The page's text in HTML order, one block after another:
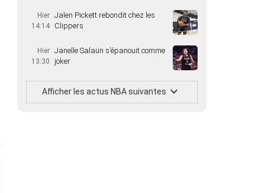
Hier
14:14
Jalen Pickett rebondit chez les
Clippers
Hier
13:30
Janelle Salaün s’épanouit comme
joker
Afficher les actus NBA suivantes